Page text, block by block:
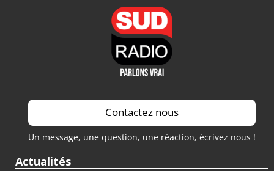
Contactez nous
Un message, une question, une réaction, écrivez nous !
Actualités